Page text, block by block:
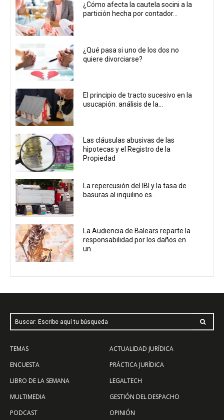
¿Cómo afecta la cautela socini a la
partición hecha por contador...
¿Qué pasa si uno de los dos no
quiere divorciarse?
El principio de tracto sucesivo en la
usucapión: análisis de la...
Las cláusulas abusivas de las
hipotecas y el Registro de la
Propiedad
La repercusión del IBI y la tasa de
basuras al inquilino es...
La Audiencia de Balears reparte la
responsabilidad por los daños en
un...
Buscar: Escribe aquí tu búsqueda
TEMAS
ENCUESTA
LIBRO DE LA SEMANA
MULTIMEDIA
PODCAST
ACTUALIDAD JURÍDICA
PRÁCTICA JURÍDICA
LEGALTECH
GESTIÓN DEL DESPACHO
OPINIÓN